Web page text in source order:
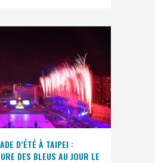
D’ÉTÉ À TAIPEI :
DES BLEUS AU JOUR LE